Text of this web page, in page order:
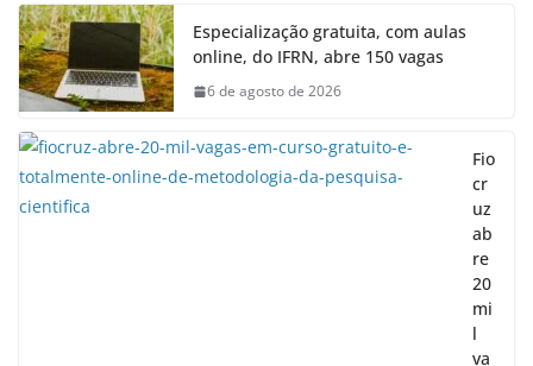
Especialização gratuita, com aulas
online, do IFRN, abre 150 vagas
6 de agosto de 2026
Fio
cr
uz
ab
re
20
mi
l
va